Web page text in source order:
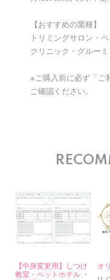
【おすすめの業種】
トリミングサロン・
クリニック・グルー
※ご購入前に必ず「ご
ご確認ください。
【中身変更用】しつけ
教室・ペットホテル ・
オ